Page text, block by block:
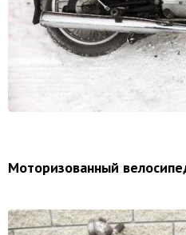
Моторизованный